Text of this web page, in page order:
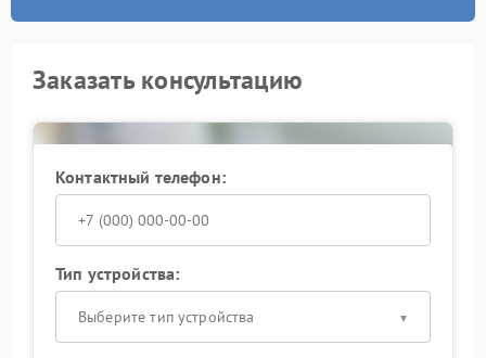
Заказать консультацию
Контактный телефон:
Тип устройства:
Выберите тип устройства